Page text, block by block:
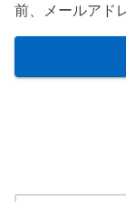
前、メールアド